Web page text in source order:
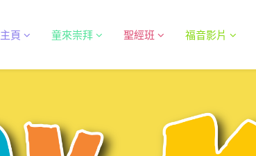
主頁 童來崇拜 聖經班 福音影片